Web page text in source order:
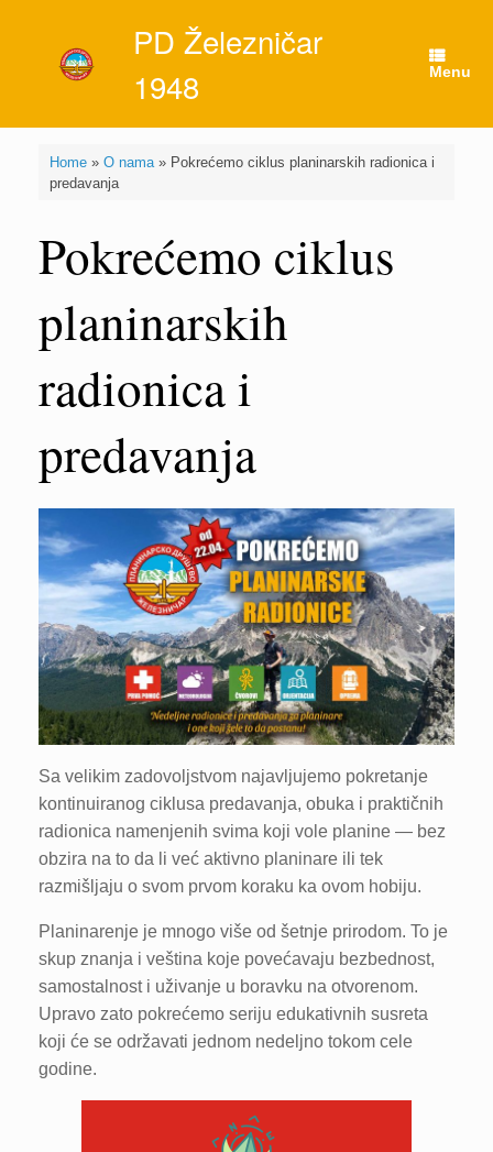
PD Železničar
1948
Menu
Home» O nama» Pokrećemo ciklus planinarskih radionica i
predavanja
Pokrećemo ciklus
planinarskih
radionica i
predavanja
Sa velikim zadovoljstvom najavljujemo pokretanje
kontinuiranog ciklusa predavanja, obuka i praktičnih
radionica namenjenih svima koji vole planine — bez
obzira na to da li već aktivno planinare ili tek
razmišljaju o svom prvom koraku ka ovom hobiju.
Planinarenje je mnogo više od šetnje prirodom. To je
skup znanja i veština koje povećavaju bezbednost,
samostalnost i uživanje u boravku na otvorenom.
Upravo zato pokrećemo seriju edukativnih susreta
koji će se održavati jednom nedeljno tokom cele
godine.